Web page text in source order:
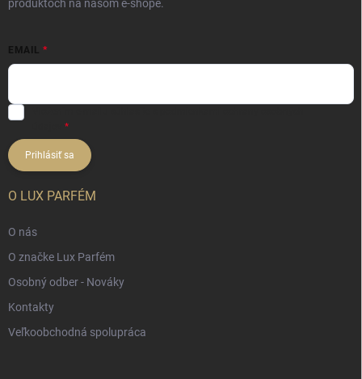
produktoch na našom e-shope.
EMAIL
Prihlásiť sa
O LUX PARFÉM
O nás
O značke Lux Parfém
Osobný odber - Nováky
Kontakty
Veľkoobchodná spolupráca